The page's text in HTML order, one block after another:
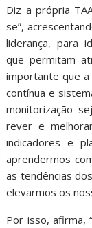
Diz a própria
se”,
liderança, para
que permitam
importante que
contínua e
monitorização
rever e
indicadores e
aprendermos
as tendências
elevarmos os
Por isso, afirma,